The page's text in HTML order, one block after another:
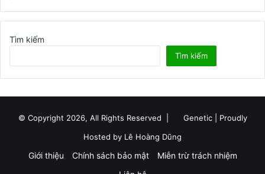
Tìm kiếm
Tìm kiếm
© Copyright 2026, All Rights Reserved | Genetic| Proudly
Hosted by Lê Hoàng Dũng
Giới thiệu Chính sách bảo mật
Miễn trừ trách nhiệm